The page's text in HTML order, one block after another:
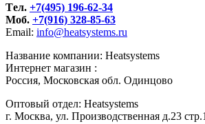
Tел. +7(495) 196-62-34
Моб. +7(916) 328-85-63
Email: info@heatsystems.ru
Название компании: Heatsystems
Интернет магазин :
Россия, Московская обл. Одинцово
Оптовый отдел: Heatsystems
г. Москва, ул. Производственная д.23 стр.1